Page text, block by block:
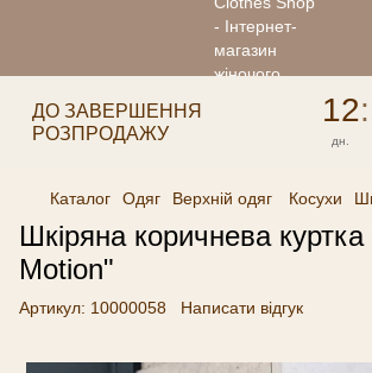
ДО ЗАВЕРШЕННЯ
РОЗПРОДАЖУ
12:
дн.
Каталог Одяг Верхній одяг Косухи
Шкіряна коричнева
Motion"
Артикул: 10000058 Написати відгук